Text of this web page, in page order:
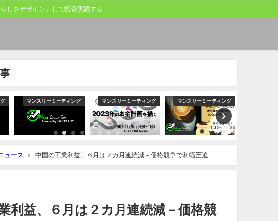
しをデザイン」して投資実践する
マンスリーミーティング マンスリーミーティング マンスリーミーティング
ュース 中国の工業利益、６月は２カ月連続減－価格競争で利幅圧迫
利益、６月は２カ月連続減－価格競